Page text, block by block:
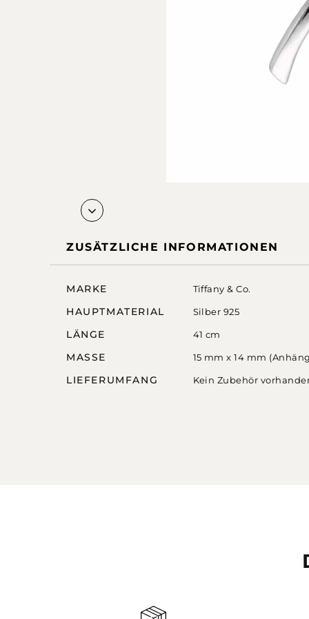
ZUSÄTZLICHE INFORMATIONEN
MARKE Tiffany & Co.
HAUPTMATERIAL Silber 925
LÄNGE 41 cm
MASSE 15 mm x 14 mm
LIEFERUMFANG Kein Zubehör